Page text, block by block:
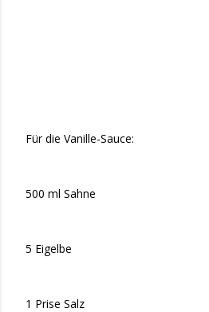
Für die Vanille-Sauce:
500 ml Sahne
5 Eigelbe
1 Prise Salz